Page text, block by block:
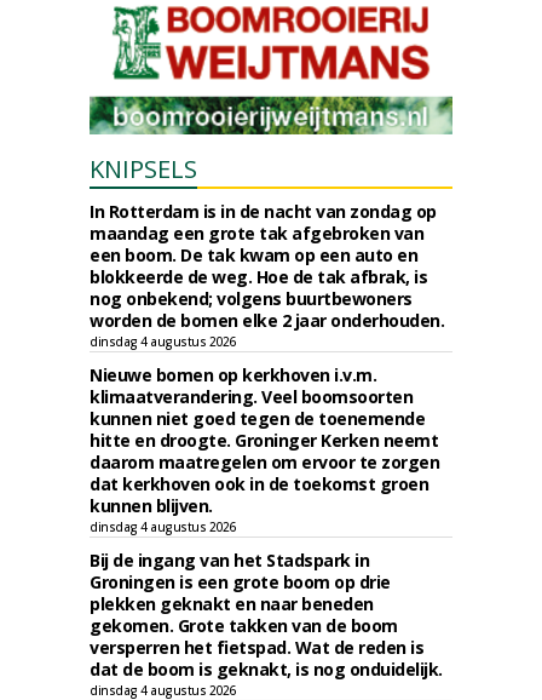
KNIPSELS
In Rotterdam is in de nacht van zondag op
maandag een grote tak afgebroken van
een boom. De tak kwam op een auto en
blokkeerde de weg. Hoe de tak afbrak, is
nog onbekend; volgens buurtbewoners
worden de bomen elke 2 jaar onderhouden.
dinsdag 4 augustus 2026
Nieuwe bomen op kerkhoven i.v.m.
klimaatverandering. Veel boomsoorten
kunnen niet goed tegen de toenemende
hitte en droogte. Groninger Kerken neemt
daarom maatregelen om ervoor te zorgen
dat kerkhoven ook in de toekomst groen
kunnen blijven.
dinsdag 4 augustus 2026
Bij de ingang van het Stadspark in
Groningen is een grote boom op drie
plekken geknakt en naar beneden
gekomen. Grote takken van de boom
versperren het fietspad. Wat de reden is
dat de boom is geknakt, is nog onduidelijk.
dinsdag 4 augustus 2026